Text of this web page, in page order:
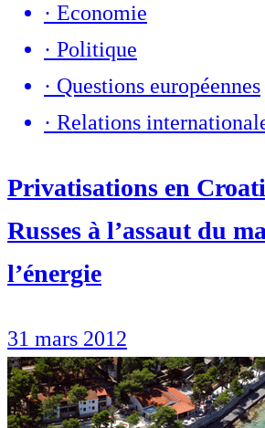
· Economie
· Politique
· Questions européennes
· Relations
Privatisations en
Russes à l’assaut du
l’énergie
31 mars 2012